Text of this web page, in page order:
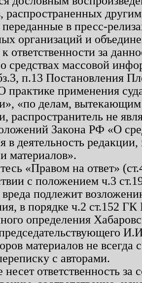
распространенных
в пресс-
организаций и
ответственности за
средствах массовой
п.13 Постановления
практике применения
«по делам, вытекающим
распространитель не
Закона РФ «О
в деятельность
материалов».
«Правом на ответ»
с положением ч.3
подлежит
в порядке ч.2 ст.152
определения
материалов не
с авторами.
несет ответственность